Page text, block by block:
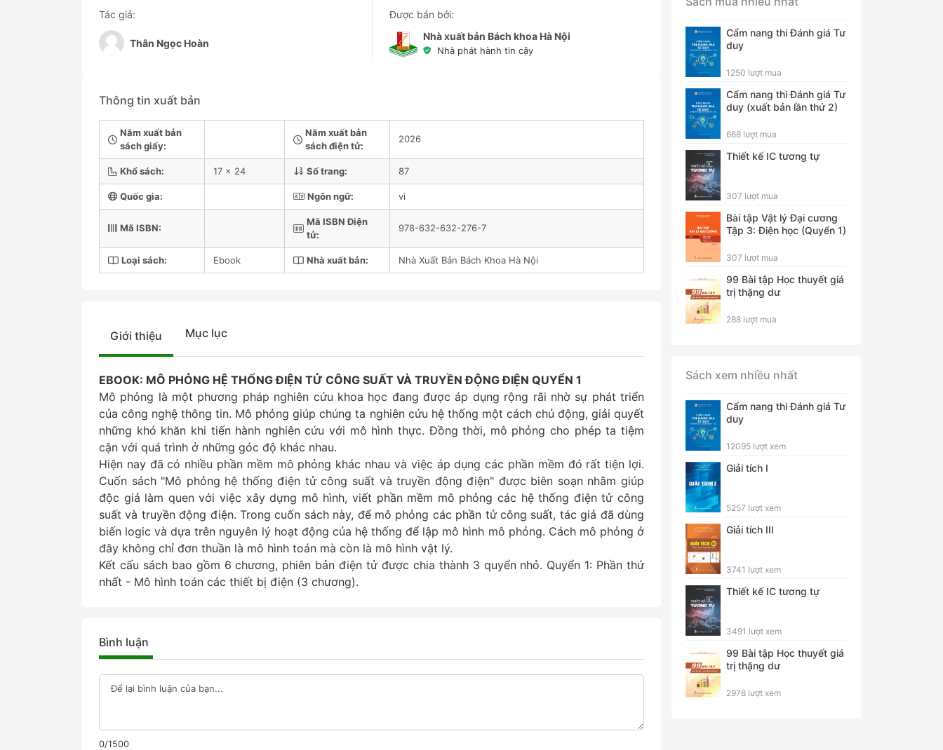
Tác giả:
Thân Ngọc Hoàn
Được bán bởi:
Nhà xuất bản Bách khoa Hà Nội
Nhà phát hành tin cậy
Thông tin xuất bản
Năm xuất bản
sách giấy:
Năm xuất bản
sách điện tử:
2026
Khổ sách: 17 x 24 Số trang: 87
Quốc gia: Ngôn ngữ: vi
Mã ISBN:
Mã ISBN Điện
tử:
978-632-632-276-7
Loại sách: Ebook Nhà xuất bản: Nhà Xuất Bản Bách Khoa Hà Nội
Giới thiệu Mục lục
EBOOK: MÔ PHỎNG HỆ THỐNG ĐIỆN TỬ CÔNG SUẤT VÀ TRUYỀN ĐỘNG ĐIỆN QUYỂN 1
Mô phỏng là một phương pháp nghiên cứu khoa học đang được áp dụng rộng rãi nhờ sự phát triển
của công nghệ thông tin. Mô phỏng giúp chúng ta nghiên cứu hệ thống một cách chủ động, giải quyết
những khó khăn khi tiến hành nghiên cứu với mô hình thực. Đồng thời, mô phỏng cho phép ta tiệm
cận với quá trình ở những góc độ khác nhau.
Hiện nay đã có nhiều phần mềm mô phỏng khác nhau và việc áp dụng các phần mềm đó rất tiện lợi.
Cuốn sách "Mô phỏng hệ thống điện tử công suất và truyền động điện" được biên soạn nhằm giúp
độc giả làm quen với việc xây dựng mô hình, viết phần mềm mô phỏng các hệ thống điện tử công
suất và truyền động điện. Trong cuốn sách này, để mô phỏng các phần tử công suất, tác giả đã dùng
biến logic và dựa trên nguyên lý hoạt động của hệ thống để lập mô hình mô phỏng. Cách mô phỏng ở
đây không chỉ đơn thuần là mô hình toán mà còn là mô hình vật lý.
Kết cấu sách bao gồm 6 chương, phiên bản điện tử được chia thành 3 quyển nhỏ. Quyển 1: Phần thứ
nhất - Mô hình toán các thiết bị điện (3 chương).
Bình luận
0/1500
Cẩm nang thi Đánh giá Tư
duy
1250 lượt mua
Cẩm nang thi Đánh giá Tư
duy (xuất bản lần thứ 2)
668 lượt mua
Thiết kế IC tương tự
307 lượt mua
Bài tập Vật lý Đại cương
Tập 3: Điện học (Quyển 1)
307 lượt mua
99 Bài tập Học thuyết giá
trị thặng dư
288 lượt mua
Sách xem nhiều nhất
Cẩm nang thi Đánh giá Tư
duy
12095 lượt xem
Giải tích I
5257 lượt xem
Giải tích III
3741 lượt xem
Thiết kế IC tương tự
3491 lượt xem
99 Bài tập Học thuyết giá
trị thặng dư
2978 lượt xem